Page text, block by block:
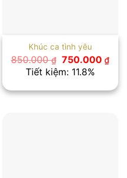
Khúc ca tình yêu
850.000₫ Giá
gốc
là:
750.000₫Giá
là:
Tiết kiệm: 11.8%